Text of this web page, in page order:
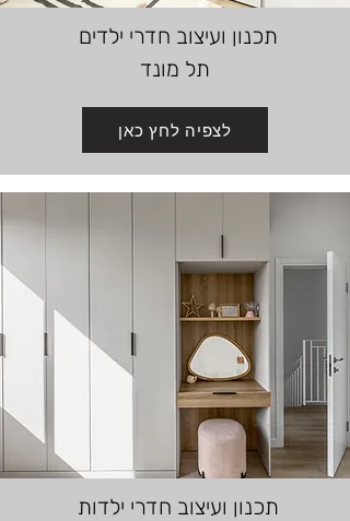
תכנון ועיצוב חדרי ילדים
תל מונד
לצפיה לחץ כאן
תכנון ועיצוב חדרי ילדות